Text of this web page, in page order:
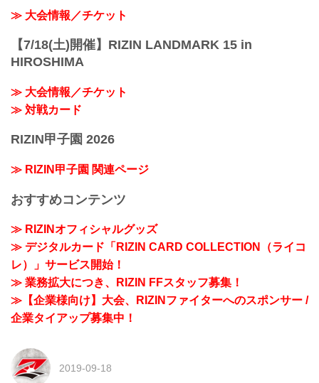
≫ 大会情報／チケット
【7/18(土)開催】RIZIN LANDMARK 15 in
HIROSHIMA
≫ 大会情報／チケット
≫ 対戦カード
RIZIN甲子園 2026
≫ RIZIN甲子園 関連ページ
おすすめコンテンツ
≫ RIZINオフィシャルグッズ
≫ デジタルカード「RIZIN CARD COLLECTION（ライコ
レ）」サービス開始！
≫ 業務拡大につき、RIZIN FFスタッフ募集！
≫【企業様向け】大会、RIZINファイターへのスポンサー /
企業タイアップ募集中！
2019-09-18